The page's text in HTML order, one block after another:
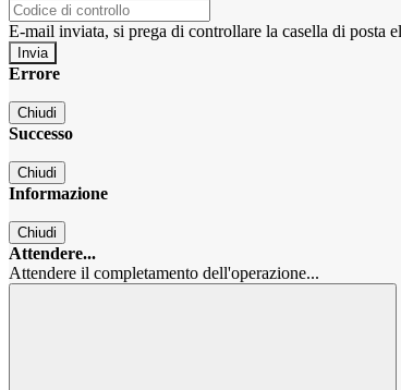
E-mail inviata, si prega di controllare la casella di posta
Errore
Chiudi
Successo
Chiudi
Informazione
Chiudi
Attendere...
Attendere il completamento dell'operazione...